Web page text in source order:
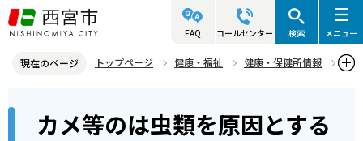
こ
の
ジ
FAQ コールセンター 検索 メニュー
現在のページ トップページ 健康・福祉
健康・保健所情報
カメ等のは虫類を原因とするサルモネラ症に係る注意喚起について
カメ等のは虫類を原因とする